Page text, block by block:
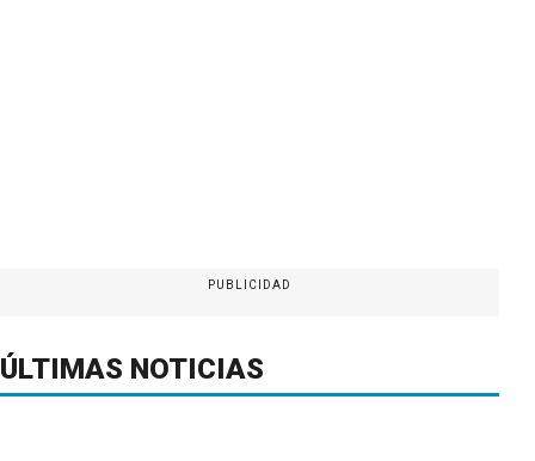
PUBLICIDAD
ÚLTIMAS NOTICIAS